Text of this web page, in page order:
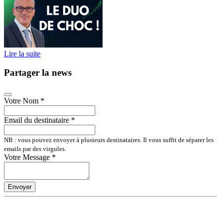
Lire la suite
Partager la news
Votre Nom *
Email du destinataire *
NB : vous pouvez envoyer à plusieurs destinataires. Il vous suffit de séparer les
emails par des virgules.
Votre Message *
Envoyer